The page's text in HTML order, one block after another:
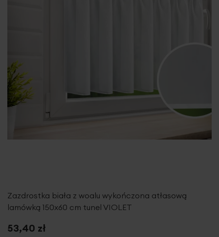
Zazdrostka biała z woalu wykończona atłasową
lamówką 150x60 cm tunel VIOLET
53,40 zł